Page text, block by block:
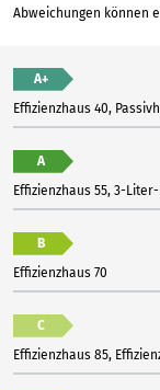
Abweichungen können
A+
Effizienzhaus 40,
A
Effizienzhaus 55, 3-
B
Effizienzhaus 70
C
Effizienzhaus 85,